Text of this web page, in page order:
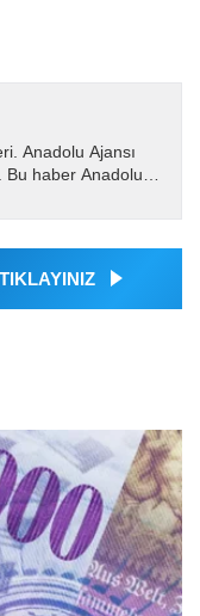
Anadolu Ajansı
Bu haber Anadolu